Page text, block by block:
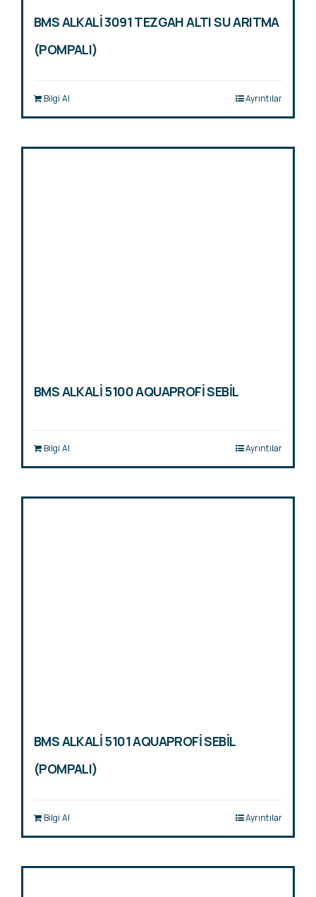
BMS ALKALİ 3091 TEZGAH ALTI SU ARITMA
(POMPALI)
Bilgi Al Ayrıntılar
BMS ALKALİ 5100 AQUAPROFİ SEBİL
Bilgi Al Ayrıntılar
BMS ALKALİ 5101 AQUAPROFİ SEBİL
(POMPALI)
Bilgi Al Ayrıntılar